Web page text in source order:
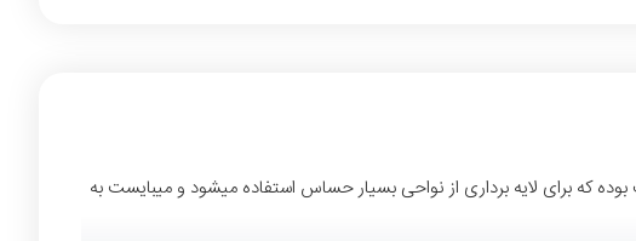
یک برس لطیف بوده که برای لایه برداری از نواحی بسیار حساس استفاده میشود و میبایست به